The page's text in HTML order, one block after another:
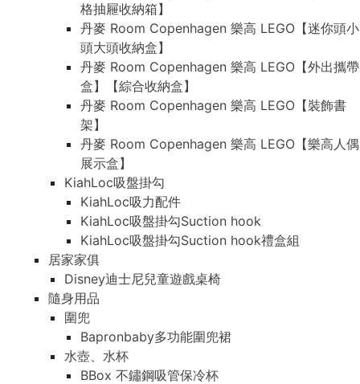
格抽屜收納箱】
丹麥 Room Copenhagen 樂高 LEGO【迷你頭小
頭大頭收納盒】
丹麥 Room Copenhagen 樂高 LEGO【外出攜帶
盒】【綜合收納盒】
丹麥 Room Copenhagen 樂高 LEGO【裝飾書
架】
丹麥 Room Copenhagen 樂高 LEGO【樂高人偶
展示盒】
KiahLoc吸盤掛勾
KiahLoc吸力配件
KiahLoc吸盤掛勾Suction hook
KiahLoc吸盤掛勾Suction hook禮盒組
居家家俱
Disney迪士尼兒童遊戲桌椅
隨身用品
圍兜
Bapronbaby多功能圍兜裙
水壺、水杯
BBox 不鏽鋼吸管保冷杯